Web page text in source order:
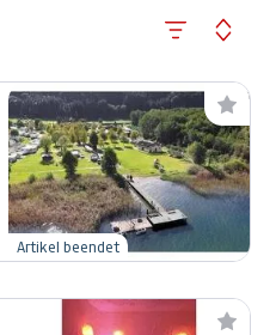
Artikel beendet